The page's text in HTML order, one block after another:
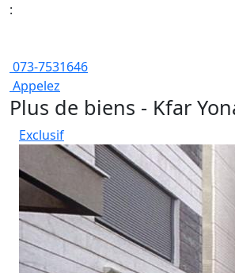
:
073-7531646
Appelez
Plus de biens - Kfar
Exclusif